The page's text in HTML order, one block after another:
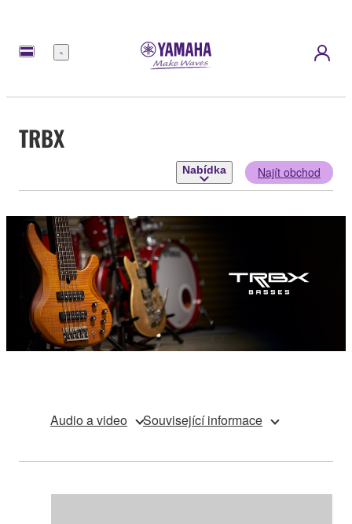
Nabídka
TRBX
Nabídka Najít obchod
Audio a video Související informace